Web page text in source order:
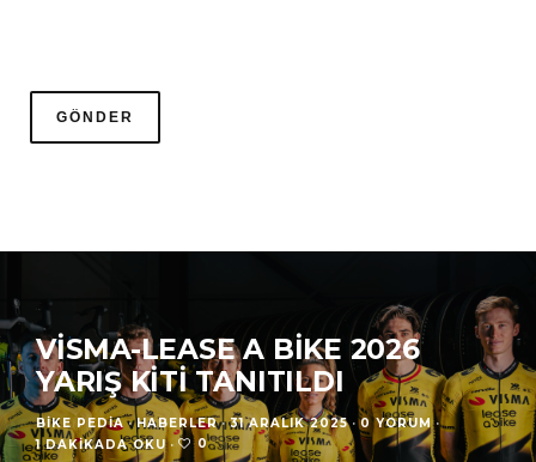
VISMA-LEASE A BIKE 2026
YARIŞ KITI TANITILDI
BIKE PEDIA · HABERLER · 31 ARALIK 2025 · 0 YORUM ·
1 DAKIKADA OKU · 0